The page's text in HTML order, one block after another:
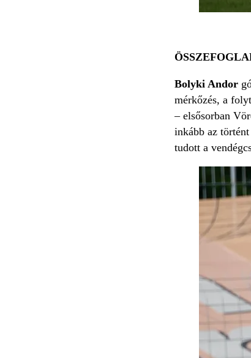
Bolyki Andor
mérkőzés, a
– elsősorban
inkább az
tudott a